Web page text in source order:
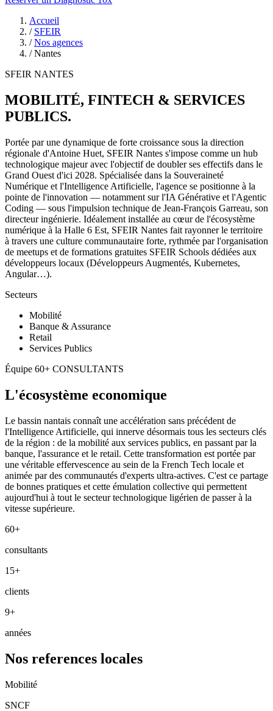
Accueil
/ SFEIR
/ Nos agences
/ Nantes
SFEIR NANTES
MOBILITÉ, FINTECH & SERVICES
PUBLICS.
Portée par une dynamique de forte croissance sous la direction
régionale d'Antoine Huet, SFEIR Nantes s'impose comme un hub
technologique majeur avec l'objectif de doubler ses effectifs dans le
Grand Ouest d'ici 2028. Spécialisée dans la Souveraineté
Numérique et l'Intelligence Artificielle, l'agence se positionne à la
pointe de l'innovation — notamment sur l'IA Générative et l'Agentic
Coding — sous l'impulsion technique de Jean-François Garreau, son
directeur ingénierie. Idéalement installée au cœur de l'écosystème
numérique à la Halle 6 Est, SFEIR Nantes fait rayonner le territoire
à travers une culture communautaire forte, rythmée par l'organisation
de meetups et de formations gratuites SFEIR Schools dédiées aux
développeurs locaux (Développeurs Augmentés, Kubernetes,
Angular…).
Secteurs
Mobilité
Banque & Assurance
Retail
Services Publics
Équipe 60+ CONSULTANTS
L'écosystème economique
Le bassin nantais connaît une accélération sans précédent de
l'Intelligence Artificielle, qui innerve désormais tous les secteurs clés
de la région : de la mobilité aux services publics, en passant par la
banque, l'assurance et le retail. Cette transformation est portée par
une véritable effervescence au sein de la French Tech locale et
animée par des communautés d'experts ultra-actives. C'est ce partage
de bonnes pratiques et cette émulation collective qui permettent
aujourd'hui à tout le secteur technologique ligérien de passer à la
vitesse supérieure.
60+
consultants
15+
clients
9+
années
Nos references locales
Mobilité
SNCF